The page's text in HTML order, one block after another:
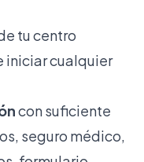
tu centro
iniciar cualquier
con suficiente
seguro médico,